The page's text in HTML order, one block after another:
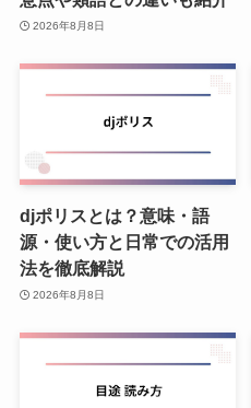
2026年8月8日
djポリスとは？意味・語
源・使い方と日常での活用
法を徹底解説
2026年8月8日